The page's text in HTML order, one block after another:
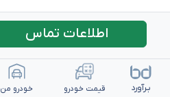
اطلاعات تماس
بـرآورد قیمت خـودرو خـودرو من